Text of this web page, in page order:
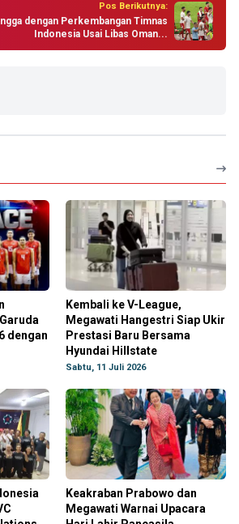
Pos Berikutnya:
dengan Perkembangan Timnas
Indonesia Usai Libas Oman...
dengan
Kembali ke V-League,
Megawati Hangestri Siap Ukir
Prestasi Baru Bersama
Hyundai Hillstate
Sabtu, 11 Juli 2026
Keakraban Prabowo dan
Megawati Warnai Upacara